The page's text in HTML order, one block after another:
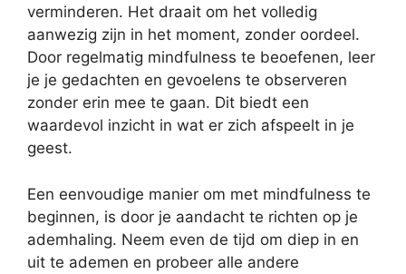
verminderen. Het draait om het volledig
aanwezig zijn in het moment, zonder oordeel.
Door regelmatig mindfulness te beoefenen, leer
je je gedachten en gevoelens te observeren
zonder erin mee te gaan. Dit biedt een
waardevol inzicht in wat er zich afspeelt in je
geest.
Een eenvoudige manier om met mindfulness te
beginnen, is door je aandacht te richten op je
ademhaling. Neem even de tijd om diep in en
uit te ademen en probeer alle andere